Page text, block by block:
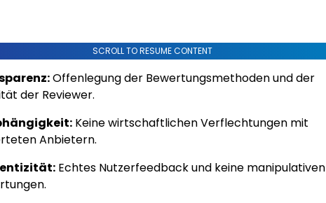
SCROLL TO RESUME CONTENT
Offenlegung der Bewertungsmethoden und der
der Reviewer.
Keine wirtschaftlichen Verflechtungen mit
Anbietern.
Echtes Nutzerfeedback und keine manipulativen